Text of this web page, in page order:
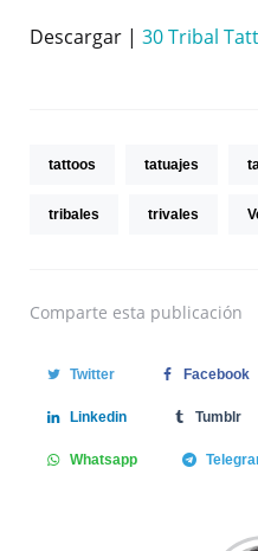
Descargar | 30 Tribal
tattoos tatuajes
tribales trivales
Comparte esta publicación
Twitter Facebook
Linkedin Tumblr
Whatsapp